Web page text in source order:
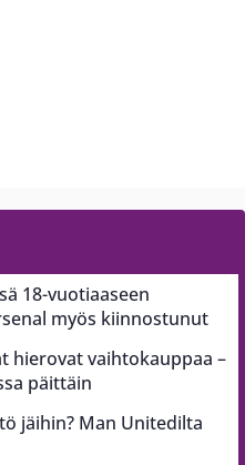
18-vuotiaaseen
myös kiinnostunut
hierovat vaihtokauppaa –
päittäin
jäihin? Man Unitedilta